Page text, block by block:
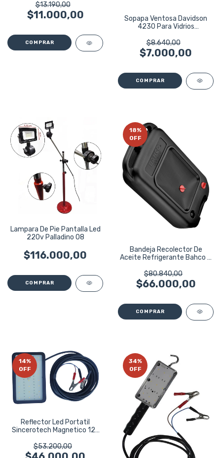
$13.190,00
$11.000,00
Sopapa Ventosa Davidson
4230 Para Vidrios
$8.640,00
$7.000,00
Lampara De Pie Pantalla Led
220v Palladino 08
$116.000,00
18%
OFF
Bandeja Recolector De
Aceite Refrigerante Bahco 8
$80.840,00
$66.000,00
14%
OFF
Reflector Led Portatil
Sincerotech Magnetico 12v
$53.200,00
34%
OFF